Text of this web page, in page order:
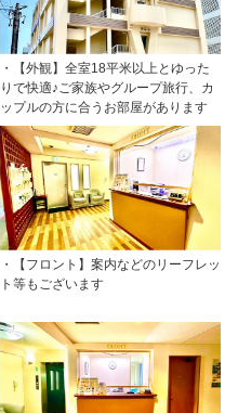
・【外観】全室18平米以上とゆった
りで快適♪ご家族やグループ旅行、カ
ップルの方に合うお部屋があります
・【フロント】案内などのリーフレッ
ト等もございます